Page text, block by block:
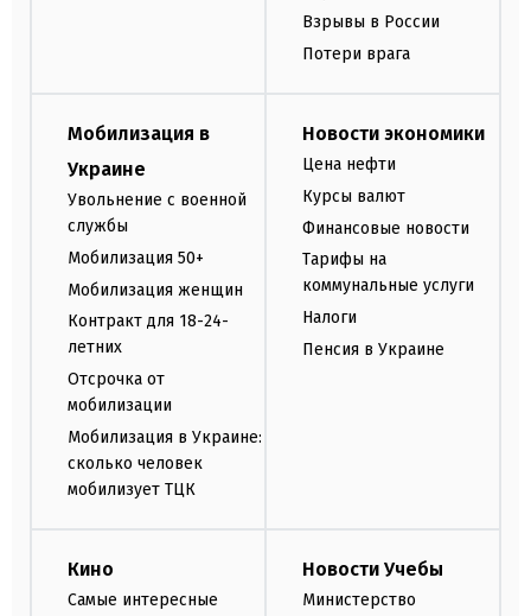
Взрывы в России
Потери врага
Мобилизация в
Украине
Увольнение с военной
службы
Мобилизация 50+
Мобилизация женщин
Контракт для 18-24-
летних
Отсрочка от
мобилизации
Мобилизация в Украине:
сколько человек
мобилизует ТЦК
Новости экономики
Цена нефти
Курсы валют
Финансовые новости
Тарифы на
коммунальные услуги
Налоги
Пенсия в Украине
Кино
Самые интересные
Новости Учебы
Министерство